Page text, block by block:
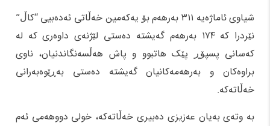
شیاوی ئاماژەیە ۳۱۱ بەرهەم بۆ یەکەمین خەڵاتی ئەدەبیی “کاڵ”
نێردرا کە ۱۷۴ بەرهەم گەیشتە دەستی لێژنەی داوەری کە لە
کەسانی پسپۆڕ پێک هاتبوو و پاش هەڵسەنگاندنیان، ناوی
براوەکان و بەرهەمەکانیان گەیشتە دەستی بەڕێوەبەرانی
خەڵاتەکە.
بە وتەی بەیان عەزیزی دەبیری خەڵاتەکە، خولی دووهەمی ئەم